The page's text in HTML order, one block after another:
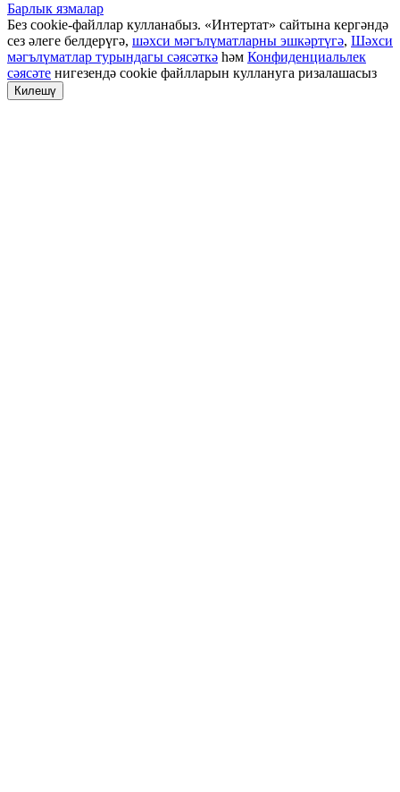
Барлык язмалар
Без cookie-файллар кулланабыз. «Интертат» сайтына кергәндә
сез әлеге белдерүгә, шәхси мәгълүматларны эшкәртүгә, Шәхси
мәгълүматлар турындагы сәясәткә һәм Конфиденциальлек
сәясәте нигезендә cookie файлларын куллануга ризалашасыз
Килешү